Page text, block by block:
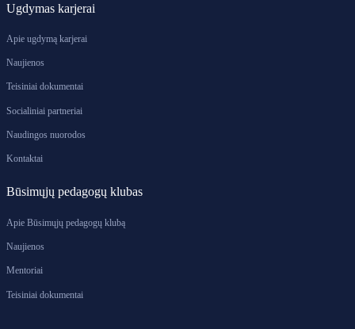
Ugdymas karjerai
Apie ugdymą karjerai
Naujienos
Teisiniai dokumentai
Socialiniai partneriai
Naudingos nuorodos
Kontaktai
Būsimųjų pedagogų klubas
Apie Būsimųjų pedagogų klubą
Naujienos
Mentoriai
Teisiniai dokumentai